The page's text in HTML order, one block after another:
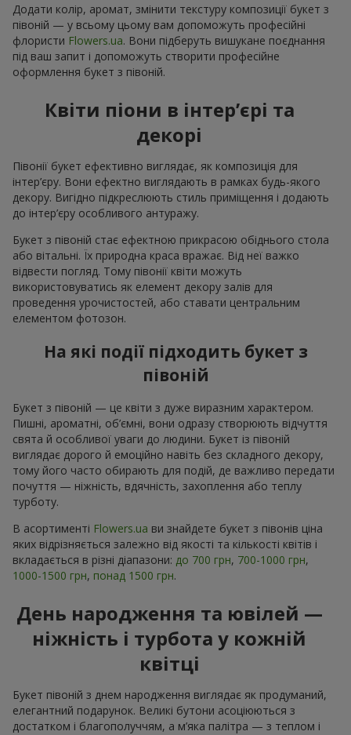
Додати колір, аромат, змінити текстуру композиції букет з
півоній — у всьому цьому вам допоможуть професійні
флористи Flowers.ua. Вони підберуть вишукане поєднання
під ваш запит і допоможуть створити професійне
оформлення букет з півоній.
Квіти піони в інтер’єрі та
декорі
Півонії букет ефективно виглядає, як композиція для
інтер’єру. Вони ефектно виглядають в рамках будь-якого
декору. Вигідно підкреслюють стиль приміщення і додають
до інтер’єру особливого антуражу.
Букет з півоній стає ефектною прикрасою обіднього стола
або вітальні. Їх природна краса вражає. Від неї важко
відвести погляд. Тому півонії квіти можуть
використовуватись як елемент декору залів для
проведення урочистостей, або ставати центральним
елементом фотозон.
На які події підходить букет з
півоній
Букет з півоній — це квіти з дуже виразним характером.
Пишні, ароматні, об’ємні, вони одразу створюють відчуття
свята й особливої уваги до людини. Букет із півоній
виглядає дорого й емоційно навіть без складного декору,
тому його часто обирають для подій, де важливо передати
почуття — ніжність, вдячність, захоплення або теплу
турботу.
В асортименті Flowers.ua ви знайдете букет з півонів ціна
яких відрізняється залежно від якості та кількості квітів і
вкладається в різні діапазони: до 700 грн, 700-1000 грн,
1000-1500 грн, понад 1500 грн.
День народження та ювілей —
ніжність і турбота у кожній
квітці
Букет півоній з днем народження виглядає як продуманий,
елегантний подарунок. Великі бутони асоціюються з
достатком і благополуччям, а м’яка палітра — з теплом і